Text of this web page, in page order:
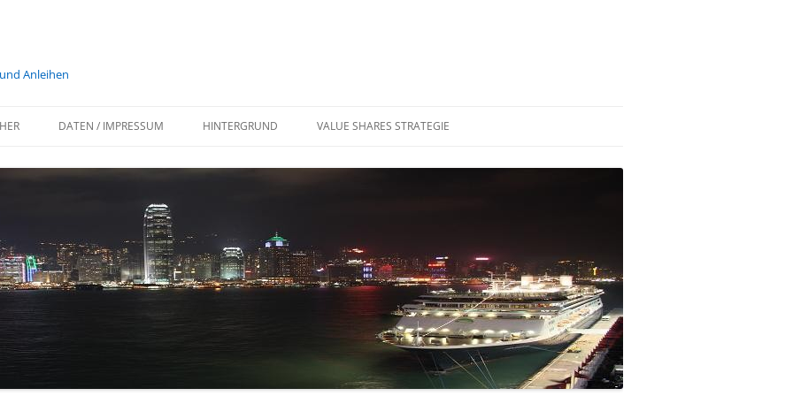
Anleihen
DATEN / IMPRESSUM HINTERGRUND VALUE SHARES STRATEGIE